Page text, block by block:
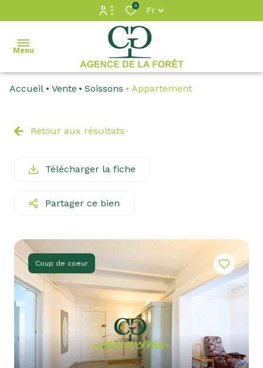
Espace propriétaire
Accès extranet
0 Fr
Menu
ventes
contact
Accueil Vente Soissons Appartement
Retour aux résultats
Télécharger la fiche
Partager ce bien
Coup de coeur